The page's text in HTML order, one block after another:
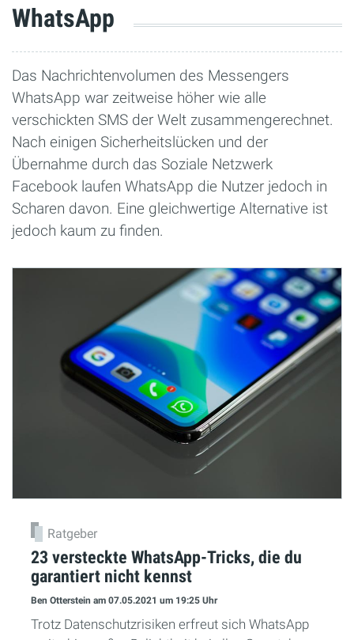
WhatsApp
Das Nachrichtenvolumen des Messengers
WhatsApp war zeitweise höher wie alle
verschickten SMS der Welt zusammengerechnet.
Nach einigen Sicherheitslücken und der
Übernahme durch das Soziale Netzwerk
Facebook laufen WhatsApp die Nutzer jedoch in
Scharen davon. Eine gleichwertige Alternative ist
jedoch kaum zu finden.
Ratgeber
23 versteckte WhatsApp-Tricks, die du
garantiert nicht kennst
Ben Otterstein am 07.05.2021 um 19:25 Uhr
Trotz Datenschutzrisiken erfreut sich WhatsApp